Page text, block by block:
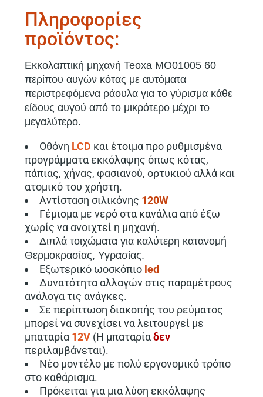
Πληροφορίες
προϊόντος:
Εκκολαπτική μηχανή Teoxa MO01005 60
περίπου αυγών κότας με αυτόματα
περιστρεφόμενα ράουλα για το γύρισμα κάθε
είδους αυγού από το μικρότερο μέχρι το
μεγαλύτερο.
Οθόνη LCD και έτοιμα προ ρυθμισμένα
προγράμματα εκκόλαψης όπως κότας,
πάπιας, χήνας, φασιανού, ορτυκιού αλλά και
ατομικό του χρήστη.
Αντίσταση σιλικόνης 120W
Γέμισμα με νερό στα κανάλια από έξω
χωρίς να ανοιχτεί η μηχανή.
Διπλά τοιχώματα για καλύτερη κατανομή
Θερμοκρασίας, Υγρασίας.
Εξωτερικό ωοσκόπιο led
Δυνατότητα αλλαγών στις παραμέτρους
ανάλογα τις ανάγκες.
Σε περίπτωση διακοπής του ρεύματος
μπορεί να συνεχίσει να λειτουργεί με
μπαταρία 12V (Η μπαταρίαδεν
περιλαμβάνεται).
Νέο μοντέλο με πολύ εργονομικό τρόπο
στο καθάρισμα.
Πρόκειται για μια λύση εκκόλαψης